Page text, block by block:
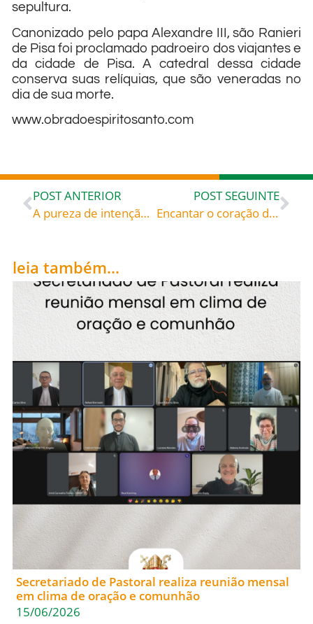
sepultura.
Canonizado pelo papa Alexandre III, são Ranieri
de Pisa foi proclamado padroeiro dos viajantes e
da cidade de Pisa. A catedral dessa cidade
conserva suas relíquias, que são veneradas no
dia de sua morte.
www.obradoespiritosanto.com
POST ANTERIOR
A pureza de intenção – São Francisco de Sales (1567-1622) bispo de Genebra, doutor da Igreja «Tratado do amor de Deus», livro XII, cap. VII
POST SEGUINTE
Encantar o coração de Deus – Santo Afonso-Maria de Ligório (1696-1787) bispo, doutor da Igreja «Maneira de conversar com Deus»
leia também...
Secretariado de Pastoral realiza reunião mensal
em clima de oração e comunhão
15/06/2026